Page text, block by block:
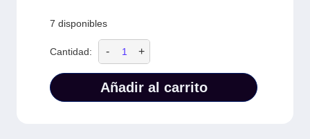
7 disponibles
Cantidad: - +
Añadir al carrito